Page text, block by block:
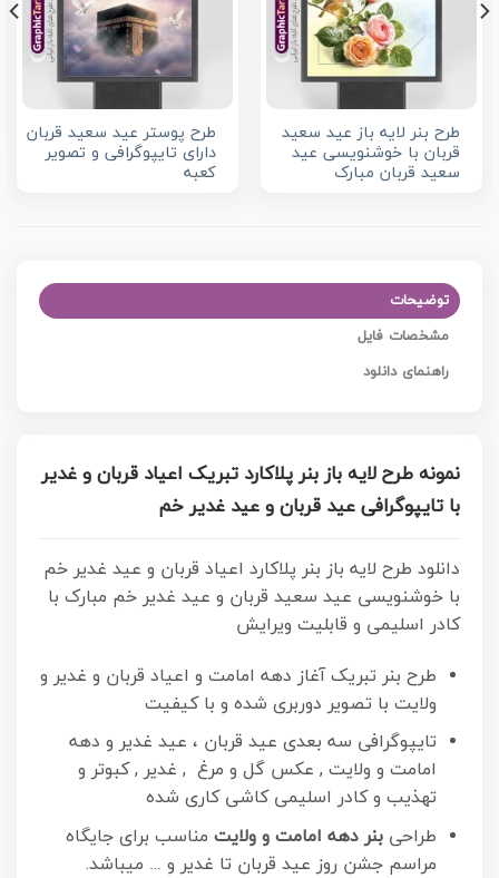
طرح بنر لایه باز عید سعید
قربان با خوشنویسی عید
سعید قربان مبارک
طرح پوستر عید سعید قربان
دارای تایپوگرافی و تصویر
کعبه
توضیحات
مشخصات فایل
راهنمای دانلود
نمونه طرح لایه باز بنر پلاکارد تبریک اعیاد قربان و غدیر
با تایپوگرافی عید قربان و عید غدیر خم
دانلود طرح لایه باز بنر پلاکارد اعیاد قربان و عید غدیر خم
با خوشنویسی عید سعید قربان و عید غدیر خم مبارک با
کادر اسلیمی و قابلیت ویرایش
طرح بنر تبریک آغاز دهه امامت و اعیاد قربان و غدیر و
ولایت با تصویر دوربری شده و با کیفیت
تایپوگرافی سه بعدی عید قربان ، عید غدیر و دهه
امامت و ولایت , عکس گل و مرغ , غدیر , کبوتر و
تهذیب و کادر اسلیمی کاشی کاری شده
طراحی بنر دهه امامت و ولایتمناسب برای جایگاه
مراسم جشن روز عید قربان تا غدیر و … میباشد.